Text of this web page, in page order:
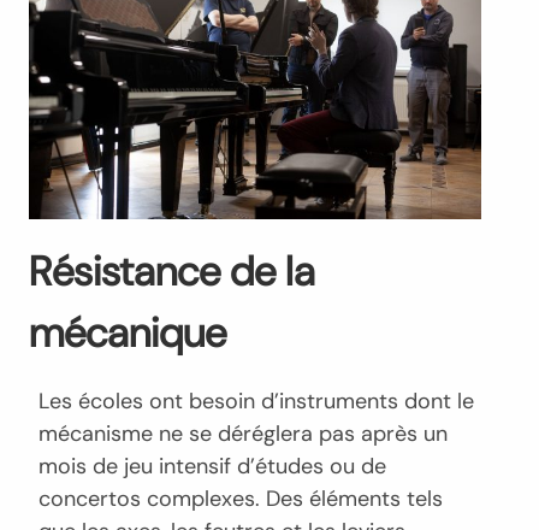
Résistance de la
mécanique
Les écoles ont besoin d’instruments dont le
mécanisme ne se déréglera pas après un
mois de jeu intensif d’études ou de
concertos complexes. Des éléments tels